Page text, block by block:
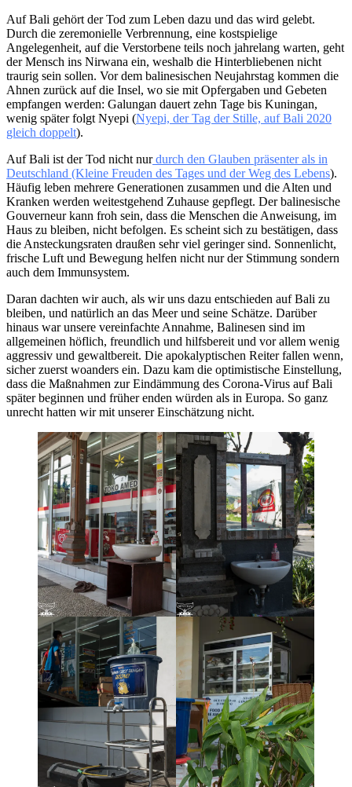
Auf Bali gehört der Tod zum Leben dazu und das wird gelebt.
Durch die zeremonielle Verbrennung, eine kostspielige
Angelegenheit, auf die Verstorbene teils noch jahrelang warten, geht
der Mensch ins Nirwana ein, weshalb die Hinterbliebenen nicht
traurig sein sollen. Vor dem balinesischen Neujahrstag kommen die
Ahnen zurück auf die Insel, wo sie mit Opfergaben und Gebeten
empfangen werden: Galungan dauert zehn Tage bis Kuningan,
wenig später folgt Nyepi (Nyepi, der Tag der Stille, auf Bali 2020
gleich doppelt).
Auf Bali ist der Tod nicht nurdurch den Glauben präsenter als in
Deutschland (Kleine Freuden des Tages und der Weg des Lebens).
Häufig leben mehrere Generationen zusammen und die Alten und
Kranken werden weitestgehend Zuhause gepflegt. Der balinesische
Gouverneur kann froh sein, dass die Menschen die Anweisung, im
Haus zu bleiben, nicht befolgen. Es scheint sich zu bestätigen, dass
die Ansteckungsraten draußen sehr viel geringer sind. Sonnenlicht,
frische Luft und Bewegung helfen nicht nur der Stimmung sondern
auch dem Immunsystem.
Daran dachten wir auch, als wir uns dazu entschieden auf Bali zu
bleiben, und natürlich an das Meer und seine Schätze. Darüber
hinaus war unsere vereinfachte Annahme, Balinesen sind im
allgemeinen höflich, freundlich und hilfsbereit und vor allem wenig
aggressiv und gewaltbereit. Die apokalyptischen Reiter fallen wenn,
sicher zuerst woanders ein. Dazu kam die optimistische Einstellung,
dass die Maßnahmen zur Eindämmung des Corona-Virus auf Bali
später beginnen und früher enden würden als in Europa. So ganz
unrecht hatten wir mit unserer Einschätzung nicht.